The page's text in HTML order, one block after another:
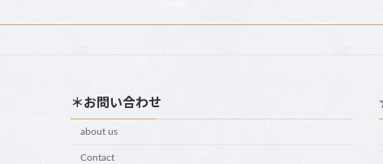
＊お問い合わせ
about us
Contact